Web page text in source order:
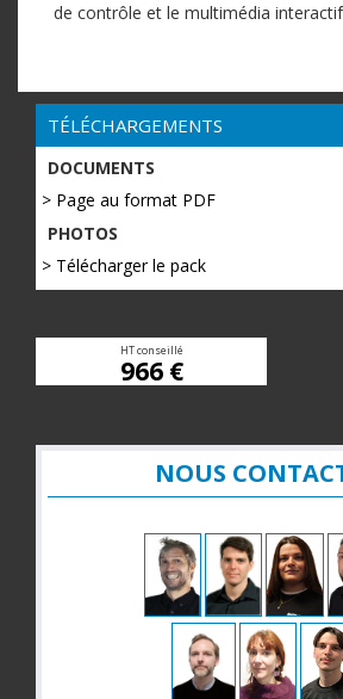
de contrôle et le multimédia
TÉLÉCHARGEMENTS
DOCUMENTS
> Page au format PDF
PHOTOS
> Télécharger le pack
HT conseillé
966 €
NOUS